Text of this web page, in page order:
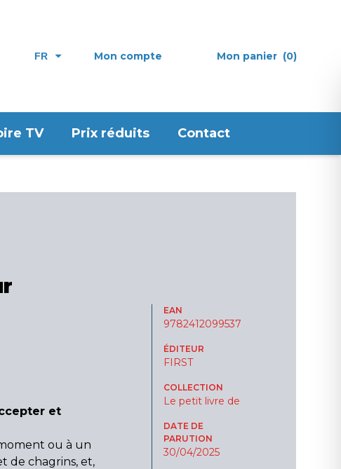
FR Mon compte Mon panier (0)
TV Prix réduits Contact
et
ou à un
de chagrins, et,
EAN
9782412099537
ÉDITEUR
FIRST
COLLECTION
Le petit livre de
DATE DE
PARUTION
30/04/2025